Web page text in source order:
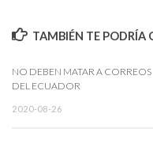
TAMBIÉN TE PODRÍA
NO DEBEN MATAR A CORREOS
DEL ECUADOR
2020-08-26